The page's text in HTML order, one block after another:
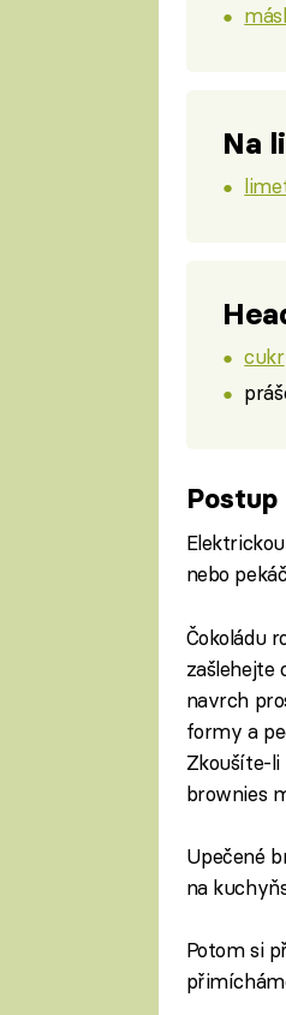
Na
cukr
nebo
Čokoládu
zašlehejte
navrch
formy a
Zkoušíte-li
brownies
Upečené
na
Potom si